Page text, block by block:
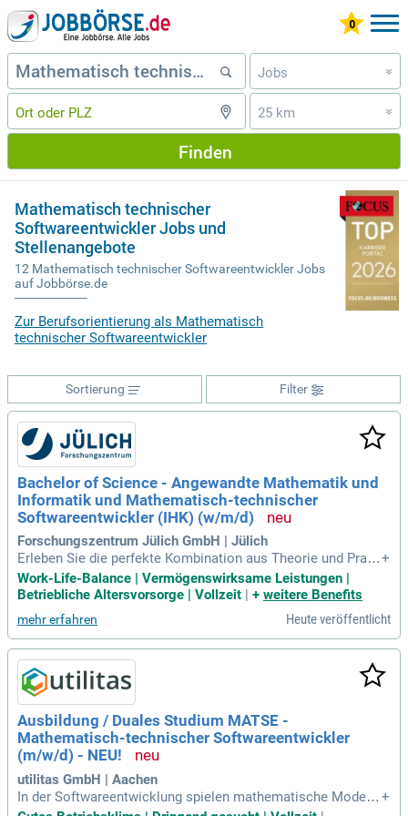
Jobs »
25 km »
Finden
Mathematisch technischer
Softwareentwickler Jobs und
Stellenangebote
12 Mathematisch technischer Softwareentwickler Jobs
auf Jobbörse.de
Zur Berufsorientierung als Mathematisch
technischer Softwareentwickler
Filter
Sortierung
Bachelor of Science - Angewandte Mathematik und
Informatik und Mathematisch-technischer
Softwareentwickler (IHK) (w/m/d)
Forschungszentrum Jülich GmbH | Jülich
Erleben Sie die perfekte Kombination aus Theorie und Praxi
s mit einem Bachelor in Angewandter Mathematik und Infor
matik sowie einer Ausbildung zum Mathematisch-technisch
schungszentrum Jülich ermöglicht Ihnen, gleichzeitig an der
Fachhochschule Aachen zu studieren. Sie müssen sich nich
t entscheiden, ob Studium oder Ausbildung – Sie bekomme
n beides! Dieser Beruf ist sowohl für Frauen als auch für Mä
nner attraktiv und bietet Perspektiven in der Technologiebra
nche. Nutzen Sie die Gelegenheit, Ihre Leidenschaft für Mat
hematik und Informatik in eine vielversprechende Karriere z
u verwandeln. Werden Sie zum gefragten Experten im Arbeit
smarkt!
+
Work-Life-Balance | Vermögenswirksame Leistungen |
Betriebliche Altersvorsorge | Vollzeit
+ weitere Benefits
mehr erfahren Heute veröffentlicht
Ausbildung / Duales Studium MATSE -
Mathematisch-technischer Softwareentwickler
(m/w/d) - NEU!
utilitas GmbH | Aachen
In der Softwareentwicklung spielen mathematische Modelle +